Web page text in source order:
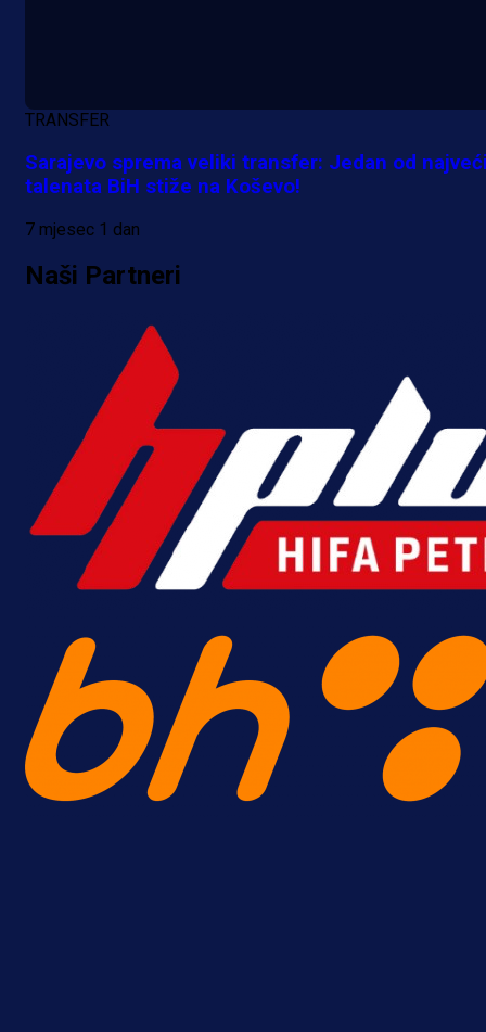
TRANSFER
Sarajevo sprema veliki transfer: Jedan od
talenata BiH stiže na Koševo!
7 mjesec 1 dan
Naši Partneri